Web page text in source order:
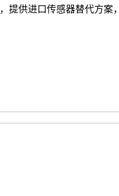
，提供进口传感器替代方案